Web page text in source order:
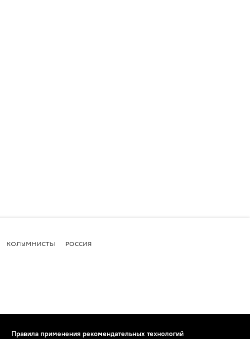
КОЛУМНИСТЫ РОССИЯ
Правила применения рекомендательных технологий